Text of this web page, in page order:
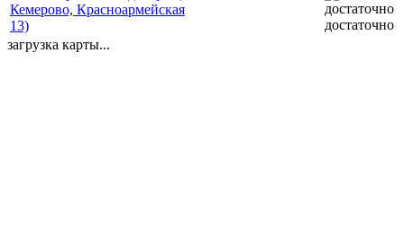
Кемерово, Красноармейская
13)
достаточно
загрузка карты...